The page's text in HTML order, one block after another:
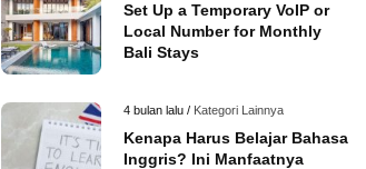
Set Up a Temporary VoIP or
Local Number for Monthly
Bali Stays
4 bulan lalu / Kategori Lainnya
Kenapa Harus Belajar Bahasa
Inggris? Ini Manfaatnya